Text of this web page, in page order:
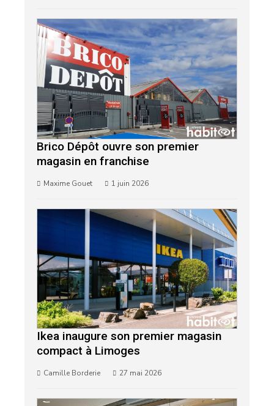
Brico Dépôt ouvre son premier
magasin en franchise
Maxime Gouet 1 juin 2026
Ikea inaugure son premier magasin
compact à Limoges
Camille Borderie 27 mai 2026